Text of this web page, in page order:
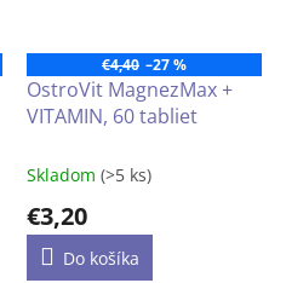
€4,40 –27 %
OstroVit MagnezMax +
VITAMIN, 60 tabliet
Skladom (>5 ks)
€3,20
Do košíka